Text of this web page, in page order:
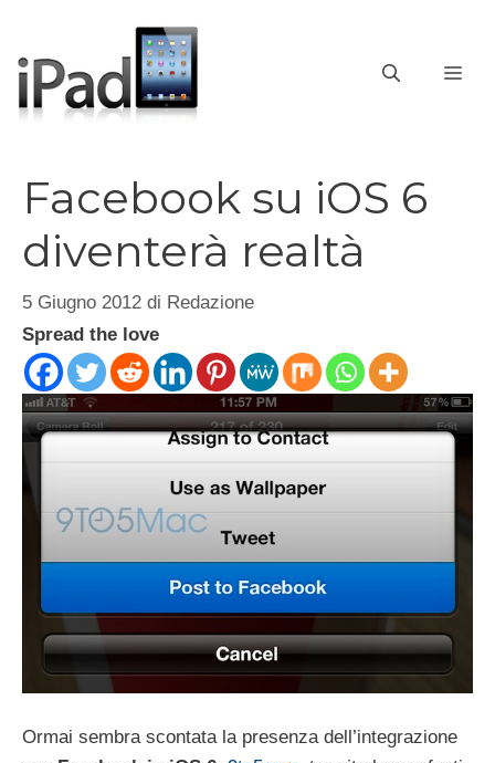
contenuto
Facebook su iOS 6
diventerà realtà
5 Giugno 2012 di Redazione
Spread the love
Ormai sembra scontata la presenza dell’integrazione